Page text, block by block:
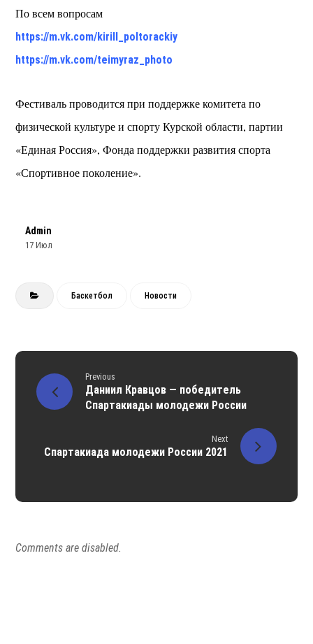
По всем вопросам
https://m.vk.com/kirill_poltorackiy
https://m.vk.com/teimyraz_photo
Фестиваль проводится при поддержке комитета по
физической культуре и спорту Курской области, партии
«Единая Россия», Фонда поддержки развития спорта
«Спортивное поколение».
Admin
17 Июл
Баскетбол Новости
Previous
Даниил Кравцов — победитель
Спартакиады молодежи России
Next
Спартакиада молодежи России 2021
Comments are disabled.